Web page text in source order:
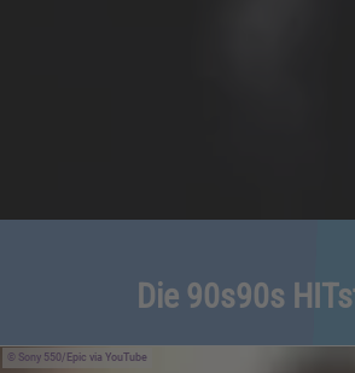
Die 90s90s
Sony 550/Epic via YouTube